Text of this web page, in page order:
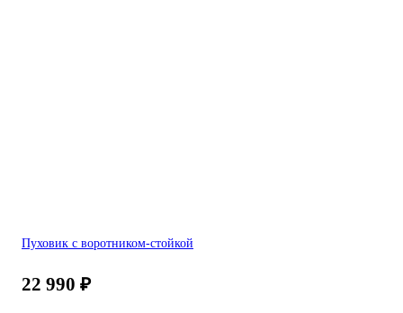
Пуховик с воротником-стойкой
22 990 ₽